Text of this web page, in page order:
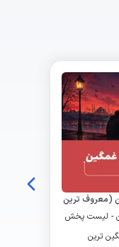
(معروف ترین
- لیست پخش
ترین